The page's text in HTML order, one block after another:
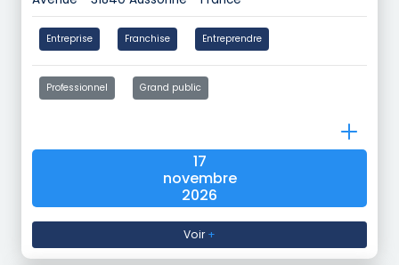
Entreprise Franchise Entreprendre
Professionnel Grand public
17
novembre
2026
Voir+